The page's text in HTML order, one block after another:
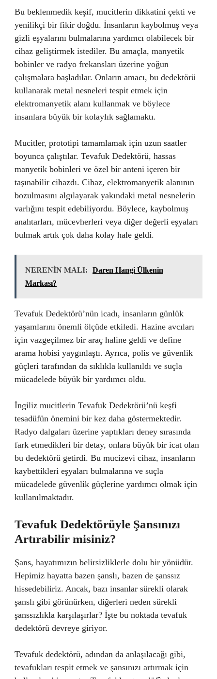
Bu beklenmedik keşif, mucitlerin dikkatini çekti ve
yenilikçi bir fikir doğdu. İnsanların kaybolmuş veya
gizli eşyalarını bulmalarına yardımcı olabilecek bir
cihaz geliştirmek istediler. Bu amaçla, manyetik
bobinler ve radyo frekansları üzerine yoğun
çalışmalara başladılar. Onların amacı, bu dedektörü
kullanarak metal nesneleri tespit etmek için
elektromanyetik alanı kullanmak ve böylece
insanlara büyük bir kolaylık sağlamaktı.
Mucitler, prototipi tamamlamak için uzun saatler
boyunca çalıştılar. Tevafuk Dedektörü, hassas
manyetik bobinleri ve özel bir anteni içeren bir
taşınabilir cihazdı. Cihaz, elektromanyetik alanının
bozulmasını algılayarak yakındaki metal nesnelerin
varlığını tespit edebiliyordu. Böylece, kaybolmuş
anahtarları, mücevherleri veya diğer değerli eşyaları
bulmak artık çok daha kolay hale geldi.
NERENİN MALI:
Daren Hangi Ülkenin
Markası?
Tevafuk Dedektörü’nün icadı, insanların günlük
yaşamlarını önemli ölçüde etkiledi. Hazine avcıları
için vazgeçilmez bir araç haline geldi ve define
arama hobisi yaygınlaştı. Ayrıca, polis ve güvenlik
güçleri tarafından da sıklıkla kullanıldı ve suçla
mücadelede büyük bir yardımcı oldu.
İngiliz mucitlerin Tevafuk Dedektörü’nü keşfi
tesadüfün önemini bir kez daha göstermektedir.
Radyo dalgaları üzerine yaptıkları deney sırasında
fark etmedikleri bir detay, onlara büyük bir icat olan
bu dedektörü getirdi. Bu mucizevi cihaz, insanların
kaybettikleri eşyaları bulmalarına ve suçla
mücadelede güvenlik güçlerine yardımcı olmak için
kullanılmaktadır.
Tevafuk Dedektörüyle Şansınızı
Artırabilir misiniz?
Şans, hayatımızın belirsizliklerle dolu bir yönüdür.
Hepimiz hayatta bazen şanslı, bazen de şanssız
hissedebiliriz. Ancak, bazı insanlar sürekli olarak
şanslı gibi görünürken, diğerleri neden sürekli
şanssızlıkla karşılaşırlar? İşte bu noktada tevafuk
dedektörü devreye giriyor.
Tevafuk dedektörü, adından da anlaşılacağı gibi,
tevafukları tespit etmek ve şansınızı artırmak için